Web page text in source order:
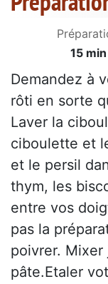
15 min
Demandez à
rôti en sorte
Laver la
ciboulette et
et le persil
thym, les
entre vos
pas la
poivrer.
pâte.Etaler